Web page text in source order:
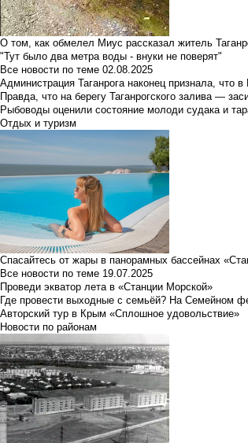
О том, как обмелел Миус рассказал житель
"Тут было два метра воды - внуки не поверят"
Все новости по теме 02.08.2025
Администрация Таганрога наконец признала, что
Правда, что на берегу Таганрогского залива —
Рыбоводы оценили состояние молоди судака и
Отдых и туризм
Спасайтесь от жары в панорамных бассейнах
Все новости по теме 19.07.2025
Проведи экватор лета в «Станции Морской»
Где провести выходные с семьёй? На Семейном
Авторский тур в Крым «Сплошное удовольствие»
Новости по районам